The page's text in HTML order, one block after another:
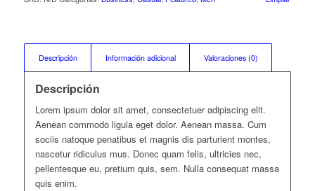
Descripción Información adicional Valoraciones (0)
Descripción
Lorem ipsum dolor sit amet, consectetuer adipiscing elit.
Aenean commodo ligula eget dolor. Aenean massa. Cum
sociis natoque penatibus et magnis dis parturient montes,
nascetur ridiculus mus. Donec quam felis, ultricies nec,
pellentesque eu, pretium quis, sem. Nulla consequat massa
quis enim.